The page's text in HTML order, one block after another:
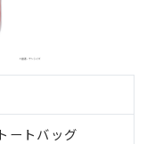
ートバッグ